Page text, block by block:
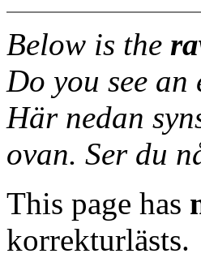
Below is the
Do you see
Här nedan
ovan. Ser du
This page has
korrekturlästs.